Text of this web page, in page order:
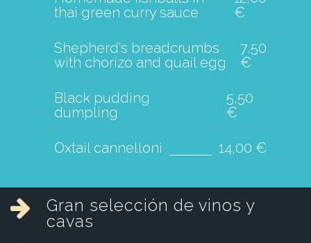
thai green curry sauce
€
Shepherd's breadcrumbs
with chorizo and quail egg
7,50
€
Black pudding
dumpling
5,50
€
Oxtail cannelloni 14,00 €
Gran selección de vinos y
cavas